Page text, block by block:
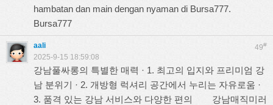
hambatan dan main dengan nyaman di Bursa777.
Bursa777
49#
aali
2025-9-15 18:59:08
강남풀싸롱의 특별한 매력 · 1. 최고의 입지와 프리미엄 강
남 분위기 · 2. 개방형 럭셔리 공간에서 누리는 자유로움 ·
3. 품격 있는 강남 서비스와 다양한 편의 강남매직미러